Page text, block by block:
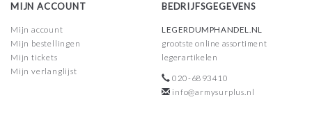
MIJN ACCOUNT
Mijn account
Mijn bestellingen
Mijn tickets
Mijn verlanglijst
BEDRIJFSGEGEVENS
LEGERDUMPHANDEL.NL
grootste online assortiment
legerartikelen
020-6893410
info@armysurplus.nl